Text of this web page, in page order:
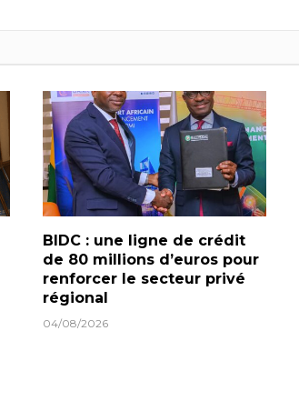
BIDC : une ligne de crédit
de 80 millions d’euros pour
renforcer le secteur privé
régional
04/08/2026